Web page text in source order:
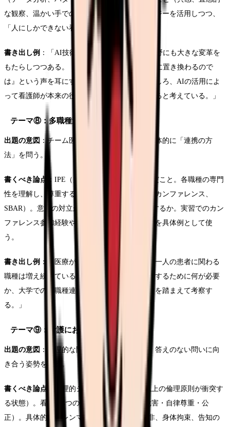
な観察、温かい手での看護）の区別。テクノロジーを活用しつつ、
「人にしかできない看護」を追求する姿勢。
書き出し例 ：「AI技術の急速な発展は、医療分野にも大きな変革を
もたらしつつある。『看護師の仕事もいずれAIに置き換わるので
は』という声を耳にすることもあるが、私はむしろ、AIの活用によ
って看護師が本来の役割に集中できる未来が来ると考えている。」
テーマ⑧：多職種連携（IPW）の実際
出題の意図 ：チーム医療と似ているが、より具体的に「連携の方
法」を問う。
書くべき論点
：IPE（多職種連携教育）で学んだこと。各職種の専門
性を理解し、尊重する姿勢。情報共有の方法（カンファレンス、
SBAR）。意見の対立が生じた場面でどう調整するか。実習でのカン
ファレンス参加経験やグループワークでの学びを具体例として使
う。
書き出し例 ：「医療が高度化・複雑化する中、一人の患者に関わる
職種は増え続けている。多職種が効果的に連携するために何が必要
か、大学での多職種連携教育と臨地実習の経験を踏まえて考察す
る。」
テーマ⑨：看護における倫理的ジレンマ
出題の意図 ：倫理的な問題に対する思考力と、答えのない問いに向
き合う姿勢を見る。
書くべき論点
：倫理的ジレンマの定義（2つ以上の倫理原則が衝突す
る状態）。看護の4つの倫理原則（善行・無危害・自律尊重・公
正）。具体的なジレンマの例（延命治療の是非、身体拘束、告知の